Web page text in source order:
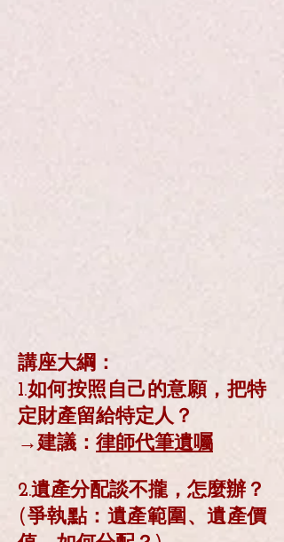
講座大綱：
1.如何按照自己的意願，把特
定財產留給特定人？
→建議： 律師代筆遺囑
2.遺產分配談不攏，怎麼辦？
(爭執點：遺產範圍、遺產價